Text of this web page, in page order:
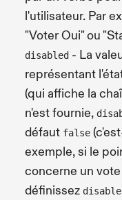
l'utilisateur. Par
"Voter Oui" ou
disabled - La
représentant
(qui affiche la
n'est fournie,
défaut false
exemple, si le
concerne un
définissez